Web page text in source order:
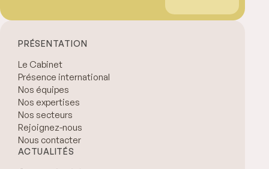
PRÉSENTATION
Le Cabinet
Présence international
Nos équipes
Nos expertises
Nos secteurs
Rejoignez-nous
Nous contacter
ACTUALITÉS